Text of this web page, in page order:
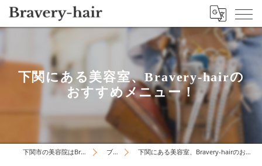
下関にある美容室、Bravery-hairの
おすすめメニュー！
下関市の美容院はBravery-hair ブログ 下関にある美容室、Bravery-hairのおすすめメニュー！